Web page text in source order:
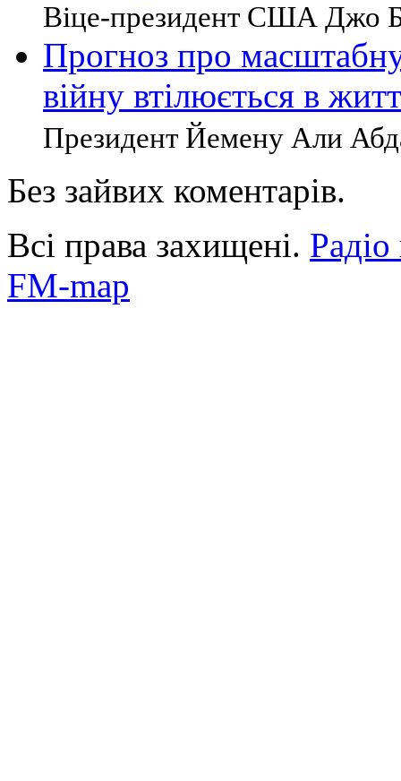
Віце-президент США Джо
Прогноз про
війну втілюється в
Президент Йемену Али
Без зайвих коментарів.
Всі права захищені.
FM-map